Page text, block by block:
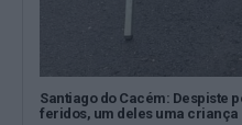
Santiago do Cacém: Despiste
feridos, um deles uma criança